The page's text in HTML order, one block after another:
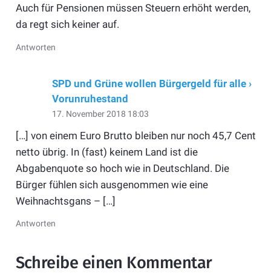
Auch für Pensionen müssen Steuern erhöht werden,
da regt sich keiner auf.
Antworten
SPD und Grüne wollen Bürgergeld für alle ›
Vorunruhestand
17. November 2018 18:03
[…] von einem Euro Brutto bleiben nur noch 45,7 Cent
netto übrig. In (fast) keinem Land ist die
Abgabenquote so hoch wie in Deutschland. Die
Bürger fühlen sich ausgenommen wie eine
Weihnachtsgans – […]
Antworten
Schreibe einen Kommentar